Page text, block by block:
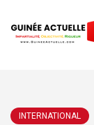
INTERNATIONAL